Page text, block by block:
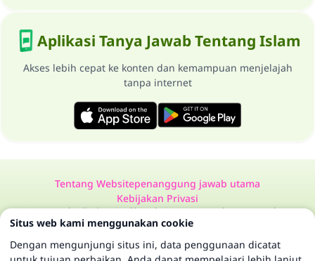
Aplikasi Tanya Jawab Tentang Islam
Akses lebih cepat ke konten dan kemampuan menjelajah
tanpa internet
Tentang Websitepenanggung jawab utama
Kebijakan Privasi
Semua Hak Dilindungi Milik Website Tanya Jawab Tentang Islam
1997-2025 ©
Situs web kami menggunakan cookie
Dengan mengunjungi situs ini, data penggunaan dicatat